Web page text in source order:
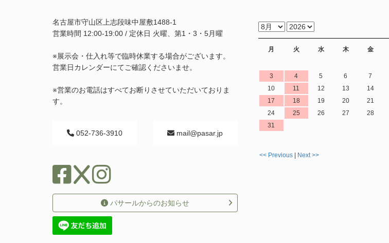
名古屋市守山区上志段味中屋敷1488-1
営業時間 12:00-19:00 / 定休日 火曜、第1・3・5月曜
※展示会・仕入れ等で臨時休業する場合がございます。
営業日カレンダーにてご確認くださいませ。
※営業のお電話はすべてお断りさせていただいておりま
す。
052-736-3910 mail@pasar.jp
パサールからのお知らせ
月 火 水 木 金
<< Previous| Next >>
3
4 5 6 7
10
11 12 13 14
17
18 19 20 21
24
25 26 27 28
31